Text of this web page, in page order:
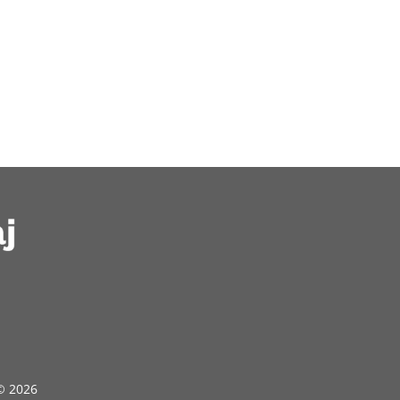
2026